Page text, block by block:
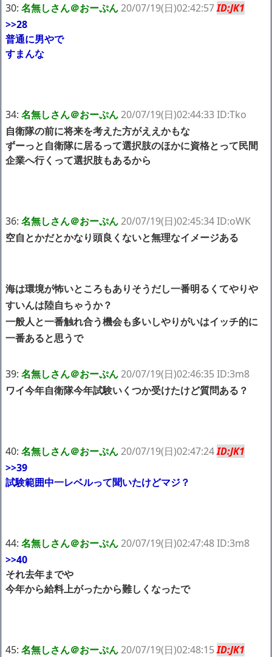
30: 名無しさん＠おーぷん20/07/19(日)02:42:57ID:JK1
>>28
普通に男やで
すまんな
34: 名無しさん＠おーぷん20/07/19(日)02:44:33 ID:Tko
自衛隊の前に将来を考えた方がええかもな
ずーっと自衛隊に居るって選択肢のほかに資格とって民間
企業へ行くって選択肢もあるから
36: 名無しさん＠おーぷん20/07/19(日)02:45:34 ID:oWK
空自とかだとかなり頭良くないと無理なイメージある
海は環境が怖いところもありそうだし一番明るくてやりや
すいんは陸自ちゃうか？
一般人と一番触れ合う機会も多いしやりがいはイッチ的に
一番あると思うで
39: 名無しさん＠おーぷん20/07/19(日)02:46:35 ID:3m8
ワイ今年自衛隊今年試験いくつか受けたけど質問ある？
40: 名無しさん＠おーぷん20/07/19(日)02:47:24ID:JK1
>>39
試験範囲中一レベルって聞いたけどマジ？
44: 名無しさん＠おーぷん20/07/19(日)02:47:48 ID:3m8
>>40
それ去年までや
今年から給料上がったから難しくなったで
45: 名無しさん＠おーぷん20/07/19(日)02:48:15ID:JK1